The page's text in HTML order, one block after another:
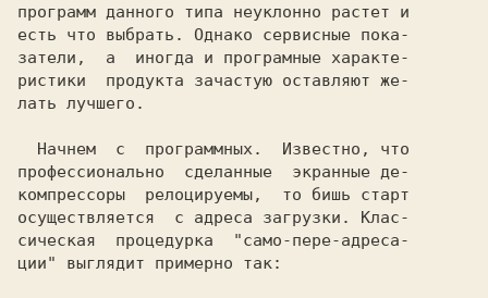
программ данного типа неуклонно растет и
есть что выбрать. Однако сервисные пока-
затели,  а  иногда и програмные характе-
ристики  продукта зачастую оставляют же-
лать лучшего.
профессионально  сделанные  экранные де-
компрессоры  релоцируемы,  то бишь старт
осуществляется  с адреса загрузки. Клас-
сическая  процедурка  "само-пере-адреса-
ции" выглядит примерно так: